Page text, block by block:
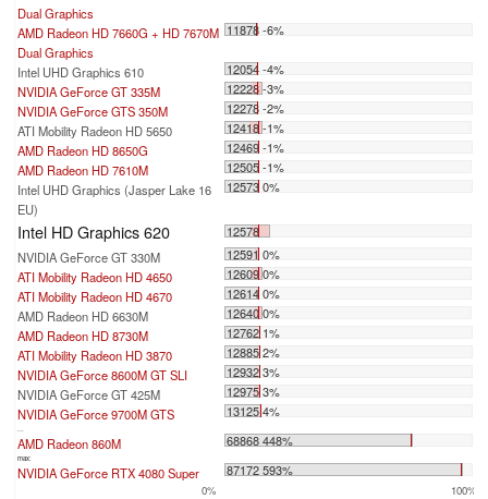
Dual Graphics
AMD Radeon HD 7660G + HD 7670M
Dual Graphics
11878 -6%
Intel UHD Graphics 610
12054 -4%
NVIDIA GeForce GT 335M
12228 -3%
NVIDIA GeForce GTS 350M
12278 -2%
ATI Mobility Radeon HD 5650
12418 -1%
AMD Radeon HD 8650G
12469 -1%
AMD Radeon HD 7610M
12505 -1%
Intel UHD Graphics (Jasper Lake 16
EU)
12573 0%
Intel HD Graphics 620
12578
NVIDIA GeForce GT 330M
12591 0%
ATI Mobility Radeon HD 4650
12609 0%
ATI Mobility Radeon HD 4670
12614 0%
AMD Radeon HD 6630M
12640 0%
AMD Radeon HD 8730M
12762 1%
ATI Mobility Radeon HD 3870
12885 2%
NVIDIA GeForce 8600M GT SLI
12932 3%
NVIDIA GeForce GT 425M
12975 3%
NVIDIA GeForce 9700M GTS
13125 4%
...
AMD Radeon 860M 68868 448%
max:
NVIDIA GeForce RTX 4080 Super 87172 593%
0% 100%